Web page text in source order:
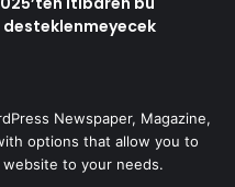
Newspaper, Magazine,
options that allow you to
to your needs.